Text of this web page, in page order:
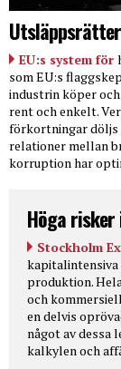
EU:s system för
som EU:s
industrin köper
rent och enkelt.
förkortningar döljs
relationer mellan
korruption har
Höga
Stockholm
produktion.
och
en delvis
något av dessa
kalkylen och